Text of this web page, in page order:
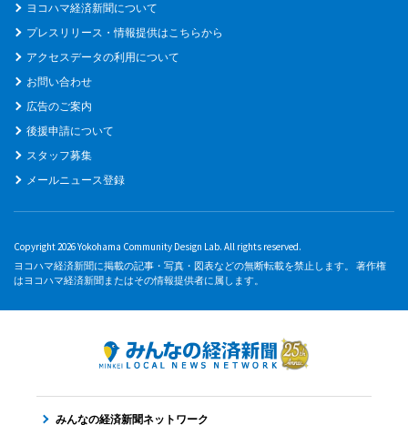
ヨコハマ経済新聞について
プレスリリース・情報提供はこちらから
アクセスデータの利用について
お問い合わせ
広告のご案内
後援申請について
スタッフ募集
メールニュース登録
Copyright 2026 Yokohama Community Design Lab. All rights reserved.
ヨコハマ経済新聞に掲載の記事・写真・図表などの無断転載を禁止します。 著作権
はヨコハマ経済新聞またはその情報提供者に属します。
みんなの経済新聞ネットワーク